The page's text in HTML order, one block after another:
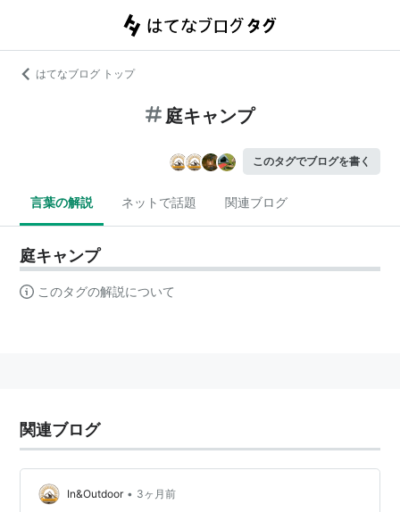
はてなブログ トップ
庭キャンプ
このタグでブログを書く
言葉の解説 ネットで話題 関連ブログ
庭キャンプ
このタグの解説について
関連ブログ
In&Outdoor • 3ヶ月前